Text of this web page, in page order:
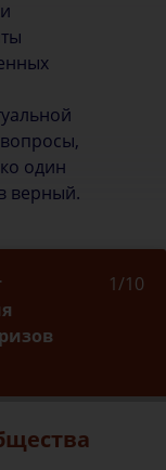
один
верный.
1/10